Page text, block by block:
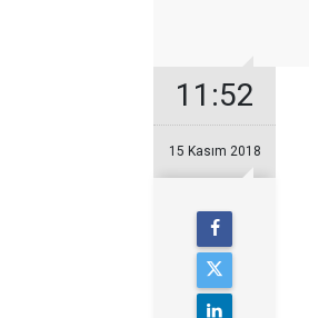
11:52
15 Kasım 2018